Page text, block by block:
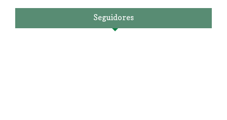
Seguidores